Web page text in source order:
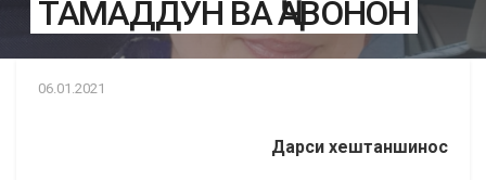
ТАМАДДУН ВА ҶАВОНОН
06.01.2021
Дарси хештаншинос